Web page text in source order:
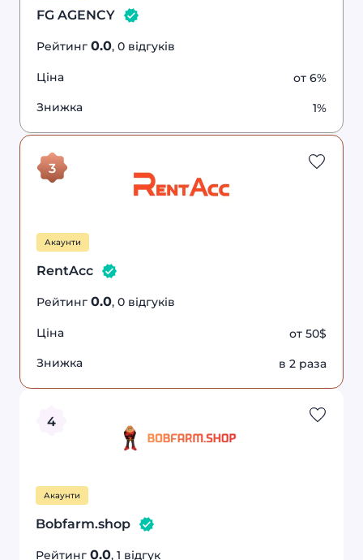
FG AGENCY
Рейтинг 0.0, 0 відгуків
Ціна от 6%
Знижка 1%
RentAcc
3
Акаунти
RentAcc
Рейтинг 0.0, 0 відгуків
Ціна от 50$
Знижка в 2 раза
Bobfarm.shop
4
Акаунти
Bobfarm.shop
Рейтинг 0.0, 1 відгук